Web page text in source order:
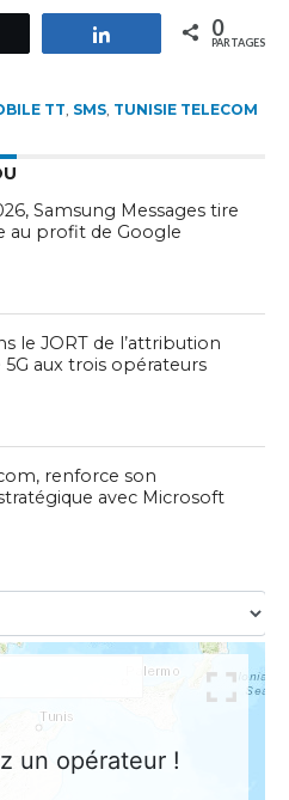
Partagez 0
PARTAGES
TT, SMS, TUNISIE TELECOM
Samsung Messages tire
au profit de Google
le JORT de l’attribution
5G aux trois opérateurs
renforce son
avec Microsoft